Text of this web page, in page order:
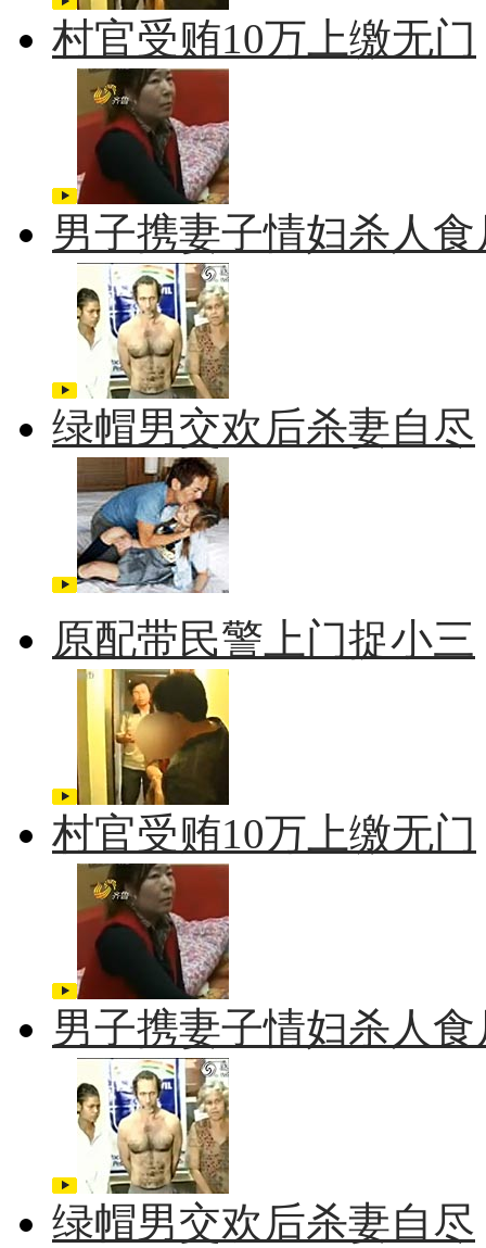
村官受贿10万上缴无门
男子携妻子情妇杀人食
绿帽男交欢后杀妻自尽
原配带民警上门捉小三
村官受贿10万上缴无门
男子携妻子情妇杀人食
绿帽男交欢后杀妻自尽